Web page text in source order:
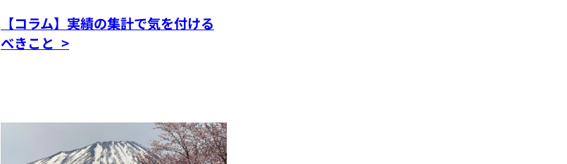
【コラム】実績の集計で気を付ける
べきこと >